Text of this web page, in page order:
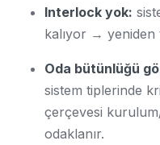
Interlock yok:
kalıyor → yeniden
Oda bütünlüğü
sistem tiplerinde
çerçevesi
odaklanır.